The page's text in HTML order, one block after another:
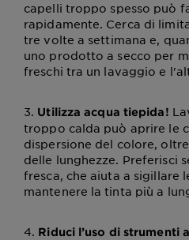
capelli troppo spesso può
rapidamente. Cerca di
tre volte a settimana e,
uno prodotto a secco per
freschi tra un lavaggio e
3. Utilizza acqua tiepida!
troppo calda può aprire le
dispersione del colore,
delle lunghezze. Preferisci
fresca, che aiuta a sigillare
mantenere la tinta più a
4. Riduci l’uso di strumenti